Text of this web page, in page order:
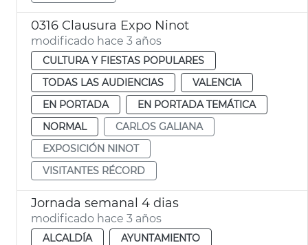
0316 Clausura Expo Ninot
modificado hace 3 años
CULTURA Y FIESTAS POPULARES
TODAS LAS AUDIENCIAS
VALENCIA
EN PORTADA
EN PORTADA TEMÁTICA
NORMAL
CARLOS GALIANA
EXPOSICIÓN NINOT
VISITANTES RÉCORD
Jornada semanal 4 dias
modificado hace 3 años
ALCALDÍA
AYUNTAMIENTO